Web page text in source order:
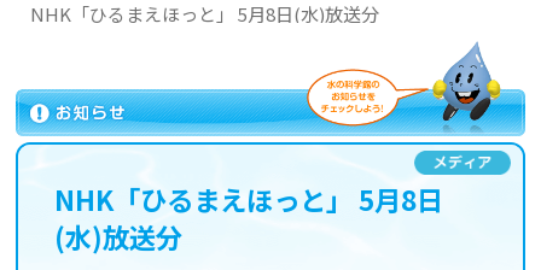
NHK「ひるまえほっと」 5月8日(水)放送分
NHK「ひるまえほっと」 5月8日
(水)放送分